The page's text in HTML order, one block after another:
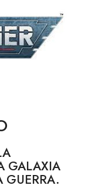
GALAXIA
GUERRA.